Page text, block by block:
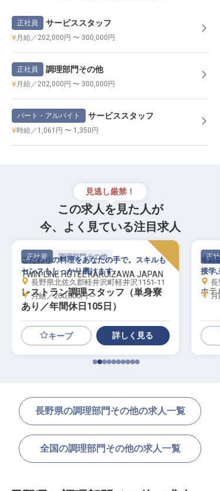
正社員 サービススタッフ
月給／202,000円 〜 300,000円
正社員 調理部門その他
月給／202,000円 〜 300,000円
パート・アルバイト サービススタッフ
時給／1,061円 〜 1,350円
見逃し厳禁！
この求人を見た人が
今、よく見ている注目求人
正社員 調理部門その他
TWIN-LINE HOTEL KARUIZAWA JAPAN
レストラン調理スタッフ（単身寮
あり／年間休日105日）
こだわりの料理をあなたの手で。スキルも
センスもしっかり磨けます。
長野県北佐久郡軽井沢町軽井沢1151-11
月給／200,000円～
キープ 詳しく見る
正社
ホテ
未経
接学
長
月
長野県の調理部門その他の求人一覧
全国の調理部門その他の求人一覧